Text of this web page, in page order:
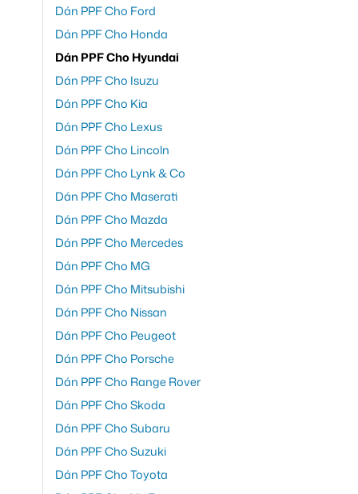
Dán PPF Cho Ford
Dán PPF Cho Honda
Dán PPF Cho Hyundai
Dán PPF Cho Isuzu
Dán PPF Cho Kia
Dán PPF Cho Lexus
Dán PPF Cho Lincoln
Dán PPF Cho Lynk & Co
Dán PPF Cho Maserati
Dán PPF Cho Mazda
Dán PPF Cho Mercedes
Dán PPF Cho MG
Dán PPF Cho Mitsubishi
Dán PPF Cho Nissan
Dán PPF Cho Peugeot
Dán PPF Cho Porsche
Dán PPF Cho Range Rover
Dán PPF Cho Skoda
Dán PPF Cho Subaru
Dán PPF Cho Suzuki
Dán PPF Cho Toyota